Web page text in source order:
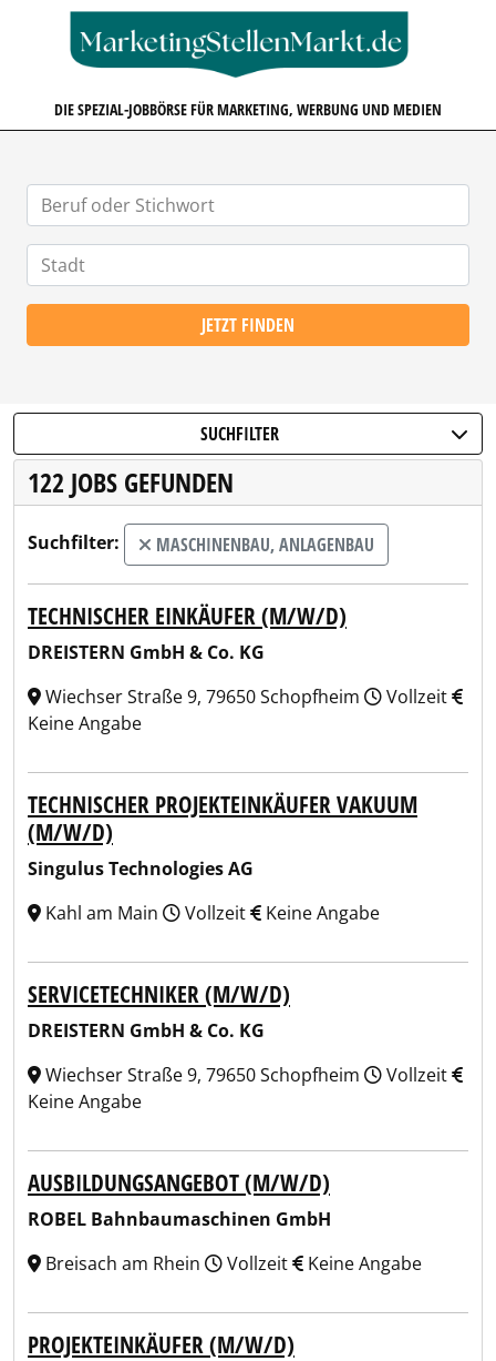
DIE SPEZIAL-JOBBÖRSE FÜR MARKETING, WERBUNG UND MEDIEN
JETZT FINDEN
SUCHFILTER
122 JOBS GEFUNDEN
Suchfilter: MASCHINENBAU, ANLAGENBAU
TECHNISCHER EINKÄUFER (M/W/D)
DREISTERN GmbH & Co. KG
Wiechser Straße 9, 79650 Schopfheim
Vollzeit
Keine Angabe
TECHNISCHER PROJEKTEINKÄUFER VAKUUM
(M/W/D)
Singulus Technologies AG
Kahl am Main
Vollzeit Keine Angabe
SERVICETECHNIKER (M/W/D)
DREISTERN GmbH & Co. KG
Wiechser Straße 9, 79650 Schopfheim
Vollzeit
Keine Angabe
AUSBILDUNGSANGEBOT (M/W/D)
ROBEL Bahnbaumaschinen GmbH
Breisach am Rhein
Vollzeit Keine Angabe
PROJEKTEINKÄUFER (M/W/D)